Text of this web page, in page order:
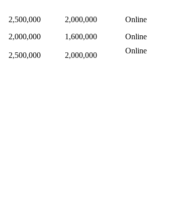
2,500,000 2,000,000
Online
2,000,000 1,600,000 Online
2,500,000 2,000,000
Online